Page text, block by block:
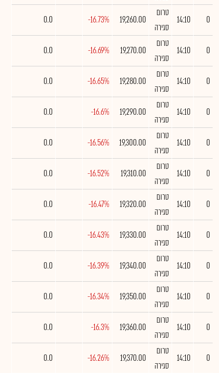
0
14:10
טרום
סגירה
19,260.00
-16.73%
0.0
0
14:10
טרום
סגירה
19,270.00
-16.69%
0.0
0
14:10
טרום
סגירה
19,280.00
-16.65%
0.0
0
14:10
טרום
סגירה
19,290.00
-16.6%
0.0
0
14:10
טרום
סגירה
19,300.00
-16.56%
0.0
0
14:10
טרום
סגירה
19,310.00
-16.52%
0.0
0
14:10
טרום
סגירה
19,320.00
-16.47%
0.0
0
14:10
טרום
סגירה
19,330.00
-16.43%
0.0
0
14:10
טרום
סגירה
19,340.00
-16.39%
0.0
0
14:10
טרום
סגירה
19,350.00
-16.34%
0.0
0
14:10
טרום
סגירה
19,360.00
-16.3%
0.0
0
14:10
טרום
סגירה
19,370.00
-16.26%
0.0